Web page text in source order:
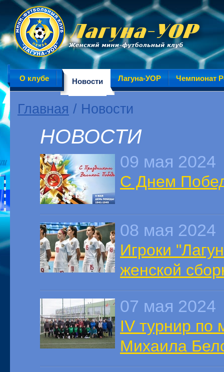
О клубе Новости Лагуна-УОР Чемпионат
Главная / Новости
НОВОСТИ
09 мая 2024
С Днем
08 мая 2024
Игроки
женской
07 мая 2024
IV турнир по
Михаила